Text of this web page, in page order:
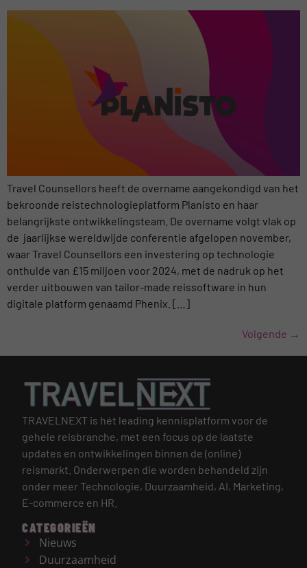
Travel Counsellors heeft de overname aangekondigd van het
bekroonde reistechnologieplatform Planisto en haar
belangrijkste ontwikkelingsteam. De overname volgt vlak op
de jaarlijkse wereldwijde conferentie afgelopen november,
waar Travel Counsellors een investering op technologie
onthulde van £15 miljoen voor 2024, met de nadruk op het
verder uitbouwen van tailor-made reissoftware in hun
digitale platform genaamd Phenix. […]
Volgende →
TRAVELNEXT is hét leading kennisplatform voor de
gehele reisbranche, met een focus op de laatste
updates en ontwikkelingen binnen de (online)
reismarkt. Onderwerpen die worden behandeld zijn
onder meer Technologie, Duurzaamheid, AI, Marketing,
E-commerce en HR.
CATEGORIEËN
Nieuws
Duurzaamheid